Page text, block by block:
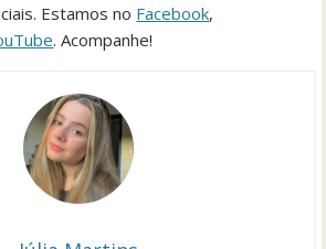
Estamos no Facebook,
. Acompanhe!